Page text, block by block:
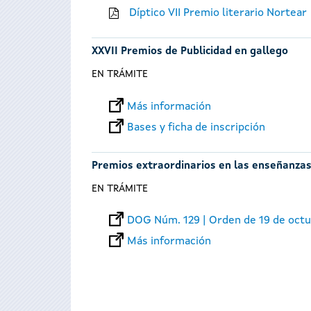
Díptico VII Premio literario Nortear
XXVII Premios de Publicidad en gallego
EN TRÁMITE
Más información
Bases y ficha de inscripción
Premios extraordinarios en las
EN TRÁMITE
DOG Núm. 129 | Orden de 19 de
Más información